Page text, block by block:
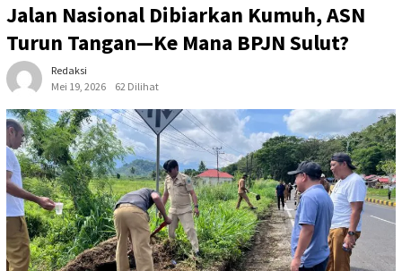
Jalan Nasional Dibiarkan Kumuh, ASN
Turun Tangan—Ke Mana BPJN Sulut?
Redaksi
Mei 19, 2026
62 Dilihat